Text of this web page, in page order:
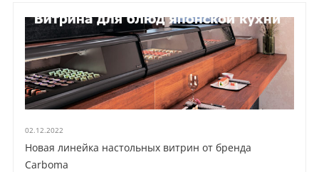
02.12.2022
Новая линейка настольных витрин от бренда
Carboma